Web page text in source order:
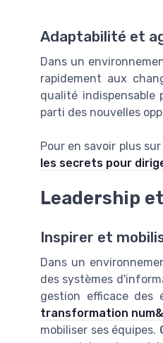
Adaptabilité et
Dans un
rapidement aux
qualité indispensable
parti des nouvelles
Pour en savoir plus
les secrets pour
Leadership
Inspirer et
Dans un
des systèmes
gestion efficace des
transformation
mobiliser ses équipes.